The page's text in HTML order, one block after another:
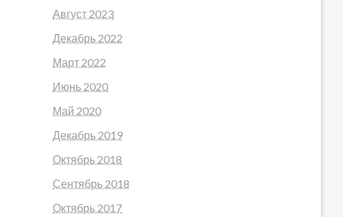
Август 2023
Декабрь 2022
Март 2022
Июнь 2020
Май 2020
Декабрь 2019
Октябрь 2018
Сентябрь 2018
Октябрь 2017